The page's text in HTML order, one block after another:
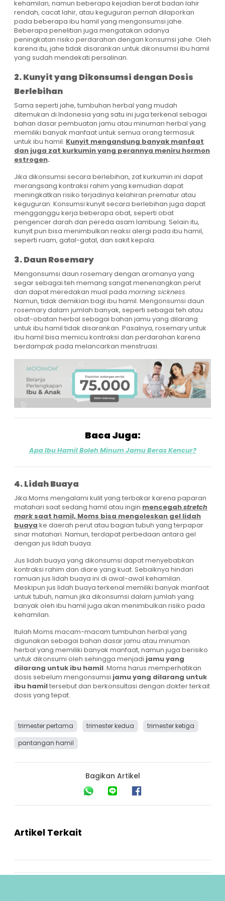
kehamilan, namun beberapa kejadian berat badan lahir
rendah, cacat lahir, atau keguguran pernah dilaporkan
pada beberapa ibu hamil yang mengonsumsi jahe.
Beberapa penelitian juga mengatakan adanya
peningkatan risiko perdarahan dengan konsumsi jahe. Oleh
karena itu, jahe tidak disarankan untuk dikonsumsi ibu hamil
yang sudah mendekati persalinan.
2. Kunyit yang Dikonsumsi dengan Dosis
Berlebihan
Sama seperti jahe, tumbuhan herbal yang mudah
ditemukan di Indonesia yang satu ini juga terkenal sebagai
bahan dasar pembuatan jamu atau minuman herbal yang
memiliki banyak manfaat untuk semua orang termasuk
untuk ibu hamil. Kunyit mengandung banyak manfaat
dan juga zat kurkumin yang perannya meniru hormon
estrogen.
Jika dikonsumsi secara berlebihan, zat kurkumin ini dapat
merangsang kontraksi rahim yang kemudian dapat
meningkatkan risiko terjadinya kelahiran prematur atau
keguguran. Konsumsi kunyit secara berlebihan juga dapat
mengganggu kerja beberapa obat, seperti obat
pengencer darah dan pereda asam lambung. Selain itu,
kunyit pun bisa menimbulkan reaksi alergi pada ibu hamil,
seperti ruam, gatal-gatal, dan sakit kepala.
3. Daun Rosemary
Mengonsumsi daun rosemary dengan aromanya yang
segar sebagai teh memang sangat menenangkan perut
dan dapat meredakan mual pada morning sickness.
Namun, tidak demikian bagi ibu hamil. Mengonsumsi daun
rosemary dalam jumlah banyak, seperti sebagai teh atau
obat-obatan herbal sebagai bahan jamu yang dilarang
untuk ibu hamil tidak disarankan. Pasalnya, rosemary untuk
ibu hamil bisa memicu kontraksi dan perdarahan karena
berdampak pada melancarkan menstruasi.
Baca Juga:
Apa Ibu Hamil Boleh Minum Jamu Beras Kencur?
4. Lidah Buaya
Jika Moms mengalami kulit yang terbakar karena paparan
matahari saat sedang hamil atau ingin mencegahstretch
marksaat hamil, Moms bisa mengoleskan gel lidah
buaya ke daerah perut atau bagian tubuh yang terpapar
sinar matahari. Namun, terdapat perbedaan antara gel
dengan jus lidah buaya.
Jus lidah buaya yang dikonsumsi dapat menyebabkan
kontraksi rahim dan diare yang kuat. Sebaiknya hindari
ramuan jus lidah buaya ini di awal-awal kehamilan.
Meskipun jus lidah buaya terkenal memiliki banyak manfaat
untuk tubuh, namun jika dikonsumsi dalam jumlah yang
banyak oleh ibu hamil juga akan menimbulkan risiko pada
kehamilan.
Itulah Moms macam-macam tumbuhan herbal yang
digunakan sebagai bahan dasar jamu atau minuman
herbal yang memiliki banyak manfaat, namun juga berisiko
untuk dikonsumi oleh sehingga menjadi jamu yang
dilarang untuk ibu hamil. Moms harus memperhatikan
dosis sebelum mengonsumsi jamu yang dilarang untuk
ibu hamiltersebut dan berkonsultasi dengan dokter terkait
dosis yang tepat.
trimester pertama trimester kedua
trimester ketiga
pantangan hamil
Bagikan Artikel
Artikel Terkait